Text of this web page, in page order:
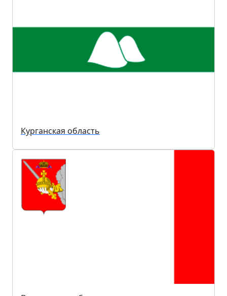
Курганская область